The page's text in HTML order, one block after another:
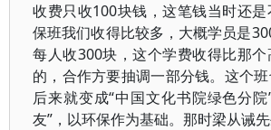
收费只收100块钱，这笔钱当时还
保班我们收得比较多，大概学员是
每人收300块，这个学费收得比那
的，合作方要抽调一部分钱。这个班
后来就变成“中国文化书院绿色分院
友”，以环保作为基础。那时梁从诫